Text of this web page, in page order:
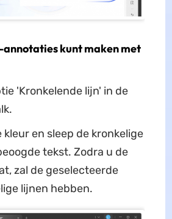
annotaties kunt maken met
'Kronkelende lijn' in de
kleur en sleep de kronkelige
tekst. Zodra u de
zal de geselecteerde
lijnen hebben.